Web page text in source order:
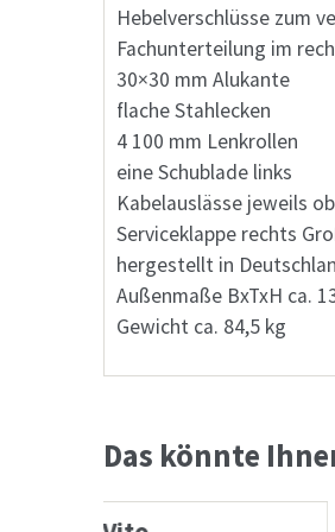
Hebelverschlüsse zum
Fachunterteilung im
30×30 mm Alukante
flache Stahlecken
4 100 mm Lenkrollen
eine Schublade links
Kabelauslässe jeweils
Serviceklappe rechts
hergestellt in
Außenmaße BxTxH ca.
Gewicht ca. 84,5 kg
Das könnte